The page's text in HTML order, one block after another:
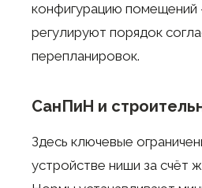
конфигурацию помещений
регулируют порядок
перепланировок.
СанПиН и
Здесь ключевые
устройстве ниши за счёт